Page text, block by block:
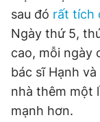
sau đó rất tích
Ngày thứ 5,
cao, mỗi ngày
bác sĩ Hạnh
nhà thêm một
mạnh hơn.